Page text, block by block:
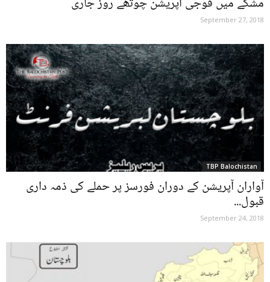
September 27, 2018
TBP Balochistan
آواران آپریشن کے دوران فورسز پر حملے کی ذمہ داری
قبول...
September 24, 2018